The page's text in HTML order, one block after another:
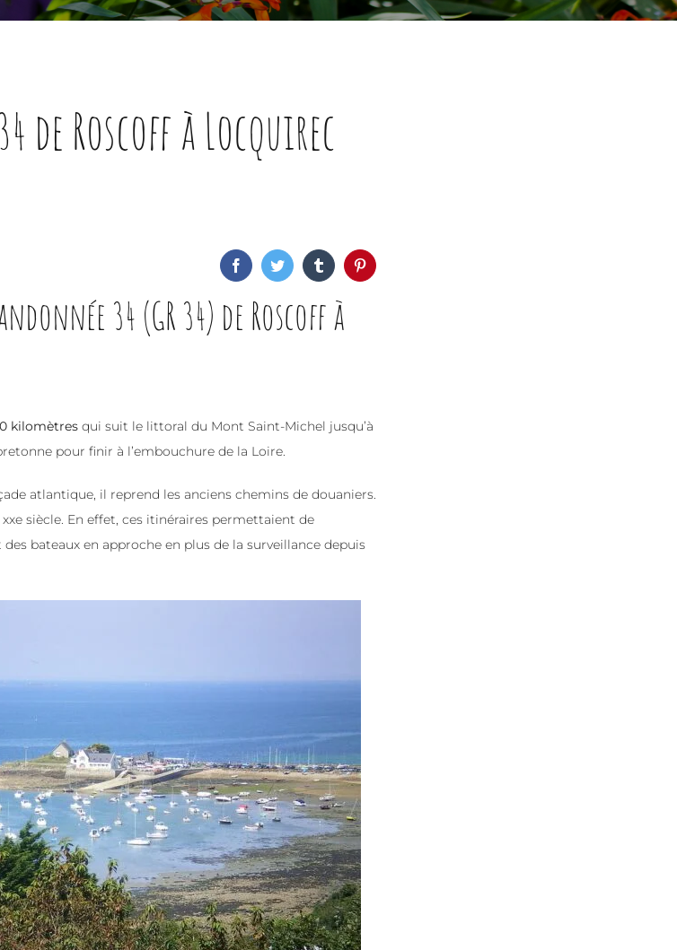
de Roscoff à Locquirec
34 (GR 34) de Roscoff à
kilomètres qui suit le littoral du Mont Saint-Michel jusqu’à
pour finir à l’embouchure de la Loire.
atlantique, il reprend les anciens chemins de douaniers.
siècle. En effet, ces itinéraires permettaient de
bateaux en approche en plus de la surveillance depuis